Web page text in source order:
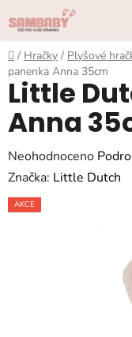
na
obsah
Domů
/ Hračky / Plyšové
panenka Anna 35cm
Little
Anna
Průměrné
hodnocení
produktu
Neohodnoceno
Značka: Little Dutch
AKCE